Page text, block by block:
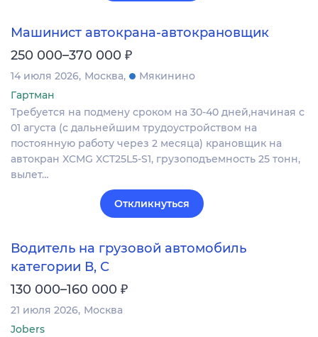
Машинист автокрана-автокрановщик
250 000–370 000 ₽
14 июля 2026 Москва
Мякинино
Гартман
Требуется на подмену сроком на 30-40 дней,начиная с
01 агуста (с дальнейшим трудоустройством на
постоянную работу через 2 месяца) крановщик на
автокран XCMG XCT25L5-S1, грузоподъемность 25 тонн,
вылет…
Откликнуться
Водитель на грузовой автомобиль
категории В, С
130 000–160 000 ₽
21 июля 2026 Москва
Jobers